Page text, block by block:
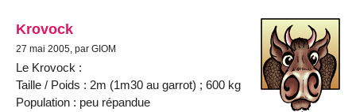
Krovock
27 mai 2005, par GIOM
Le Krovock :
Taille / Poids : 2m (1m30 au garrot) ; 600 kg
Population : peu répandue